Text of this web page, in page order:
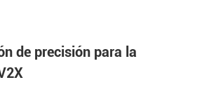
de precisión para la